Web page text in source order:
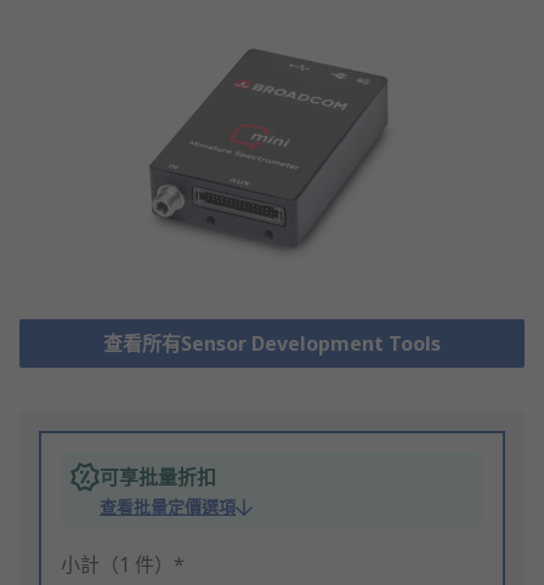
查看所有Sensor Development Tools
可享批量折扣
查看批量定價選項
小計（1 件）*